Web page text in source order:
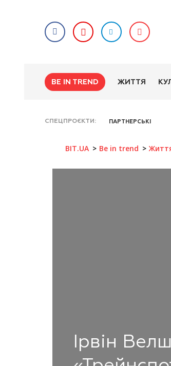
BE IN TREND ЖИТТЯ
СПЕЦПРОЄКТИ ПАРТНЕРСЬКІ
BIT.UA Be in trend
Ірвін